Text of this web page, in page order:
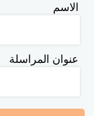
الاسم
عنوان المراسلة